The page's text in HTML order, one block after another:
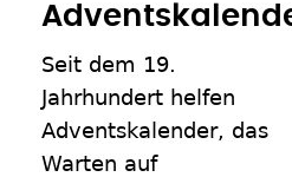
Seit dem 19.
Jahrhundert helfen
Adventskalender, das
Warten auf